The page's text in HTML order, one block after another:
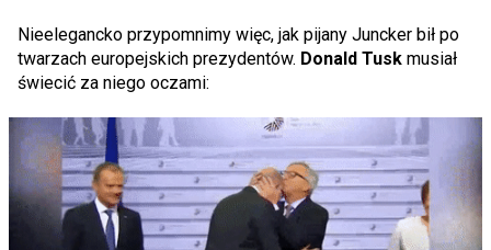
Nieelegancko przypomnimy więc, jak pijany Juncker bił po
twarzach europejskich prezydentów. Donald Tusk musiał
świecić za niego oczami: